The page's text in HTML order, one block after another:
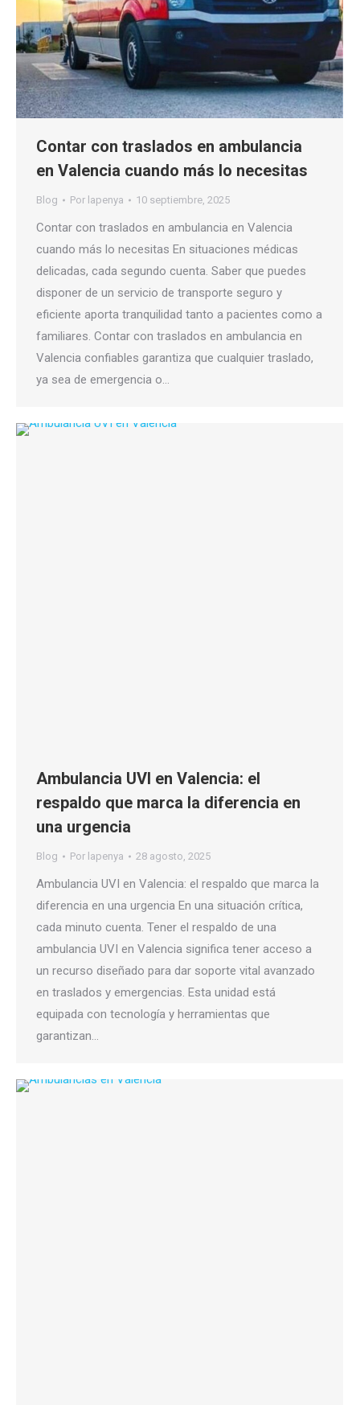
Contar con traslados en ambulancia
en Valencia cuando más lo necesitas
Blog Por lapenya 10 septiembre, 2025
Contar con traslados en ambulancia en Valencia
cuando más lo necesitas En situaciones médicas
delicadas, cada segundo cuenta. Saber que puedes
disponer de un servicio de transporte seguro y
eficiente aporta tranquilidad tanto a pacientes como a
familiares. Contar con traslados en ambulancia en
Valencia confiables garantiza que cualquier traslado,
ya sea de emergencia o…
Ambulancia UVI en Valencia: el
respaldo que marca la diferencia en
una urgencia
Blog Por lapenya 28 agosto, 2025
Ambulancia UVI en Valencia: el respaldo que marca la
diferencia en una urgencia En una situación crítica,
cada minuto cuenta. Tener el respaldo de una
ambulancia UVI en Valencia significa tener acceso a
un recurso diseñado para dar soporte vital avanzado
en traslados y emergencias. Esta unidad está
equipada con tecnología y herramientas que
garantizan…